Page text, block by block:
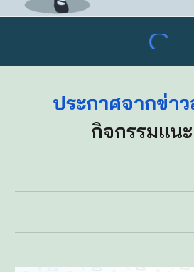
ประกาศจากข่าว
กิจกรรมแน